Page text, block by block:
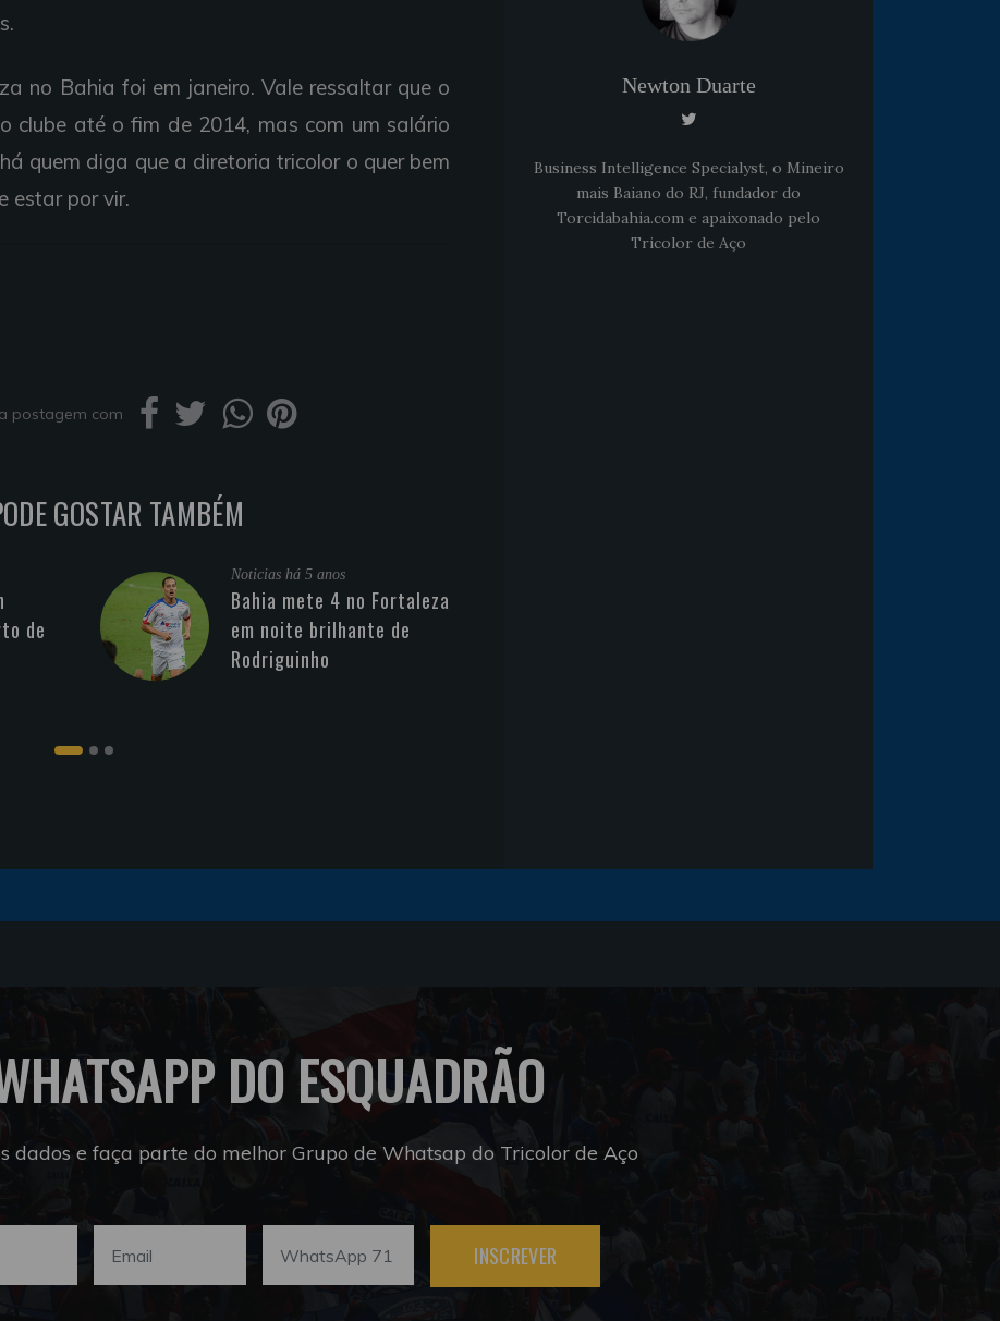
no Bahia foi em janeiro. Vale ressaltar que o
clube até o fim de 2014, mas com um salário
quem diga que a diretoria tricolor o quer bem
estar por vir.
postagem com
GOSTAR TAMBÉM
de
Noticias há 5 anos
Bahia mete 4 no Fortaleza
em noite brilhante de
Rodriguinho
Newton Duarte
Business Intelligence Specialyst, o Mineiro
mais Baiano do RJ, fundador do
Torcidabahia.com e apaixonado pelo
Tricolor de Aço
DO ESQUADRÃO
dados e faça parte do melhor Grupo de Whatsap do Tricolor de Aço
INSCREVER